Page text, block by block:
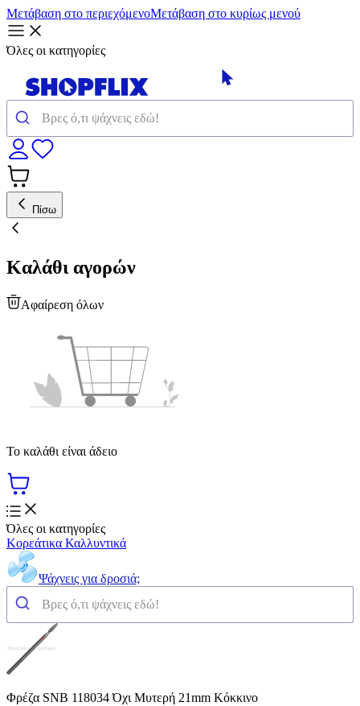
Μετάβαση στο περιεχόμενοΜετάβαση στο κυρίως μενού
Όλες οι κατηγορίες
Πίσω
Καλάθι αγορών
Αφαίρεση όλων
Το καλάθι είναι άδειο
Όλες οι κατηγορίες
Κορεάτικα Καλλυντικά
Ψάχνεις για δροσιά;
Φρέζα SNB 118034 Όχι Μυτερή 21mm Κόκκινο